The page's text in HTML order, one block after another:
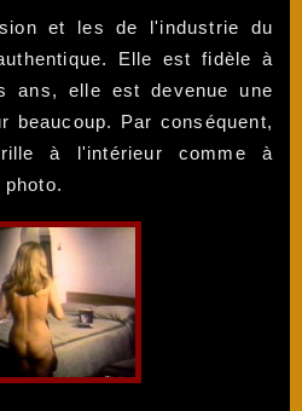
et les de l'industrie du
Elle est fidèle à
ans, elle est devenue une
beaucoup. Par conséquent,
à l'intérieur comme à